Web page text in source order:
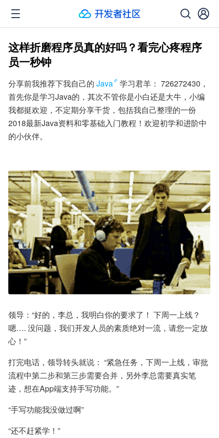
这样折磨程序员真的好吗？看完心疼程序
员一秒钟
分享前我推荐下我自己的 Java
学习君羊： 726272430，
首先你是学习Java的，其次不管你是小白还是大牛，小编
我都挺欢迎，不定期分享干货，包括我自己整理的一份
2018最新Java资料和零基础入门教程！欢迎初学和进阶中
的小伙伴。
领导：“好的，李总，我明白你的要求了！ 下周一上线？
嗯…. 没问题，我们开发人员的素质绝对一流，请您一定放
心！”
打完电话，领导转头就说： “紧急任务，下周一上线，审批
流程中第二步和第三步需要合并，另外李总需要真实笔
迹，想在App端支持手写功能。”
“手写功能我没做过啊”
“还不赶紧学！”